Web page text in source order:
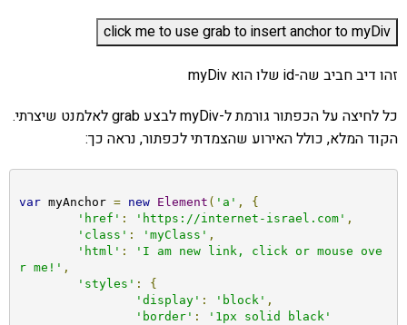
זהו דיב חביב שה-id שלו הוא myDiv
כל לחיצה על הכפתור גורמת ל-myDiv לבצע grab לאלמנט שיצרתי.
הקוד המלא, כולל האירוע שהצמדתי לכפתור, נראה כך:
var myAnchor = new Element ( 'a' ,
{
'href' : 'https://internet-israel.com' ,
'class' : 'myClass' ,
'html' :
'I am new link, click or mouse ove
r me!' ,
'styles' :
{
'display' : 'block' ,
'border' :
'1px solid black'